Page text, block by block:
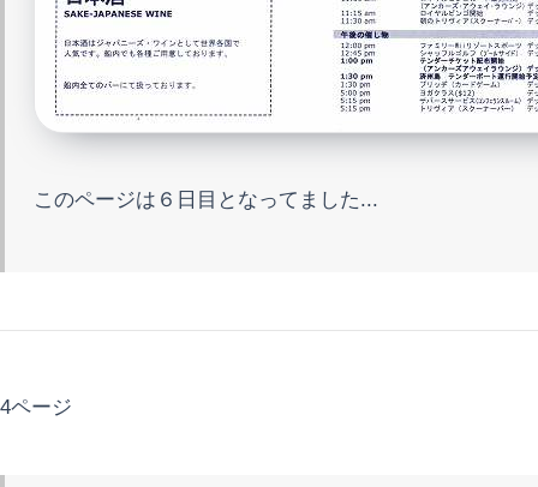
このページは６日目となってました...
4ページ